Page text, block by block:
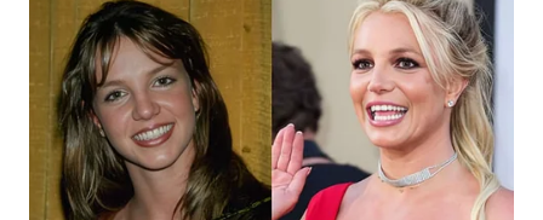
WN
INDRAMAYU
WN
KUNINGAN
WN